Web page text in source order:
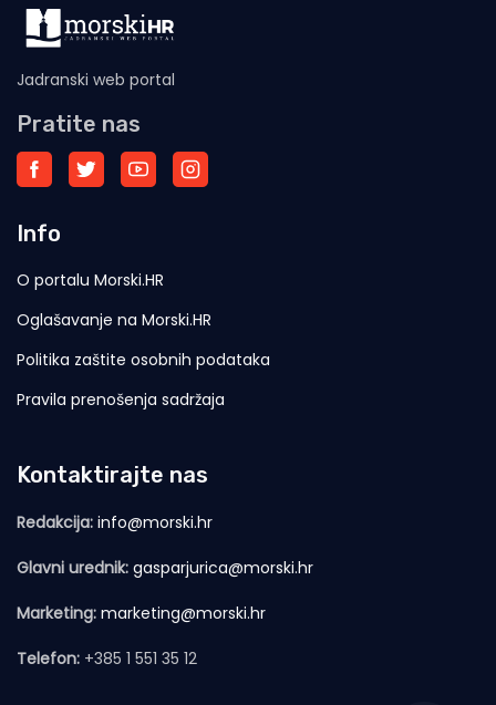
Jadranski web portal
Pratite nas
Info
O portalu Morski.HR
Oglašavanje na Morski.HR
Politika zaštite osobnih podataka
Pravila prenošenja sadržaja
Kontaktirajte nas
Redakcija: info@morski.hr
Glavni urednik: gasparjurica@morski.hr
Marketing: marketing@morski.hr
Telefon: +385 1 551 35 12